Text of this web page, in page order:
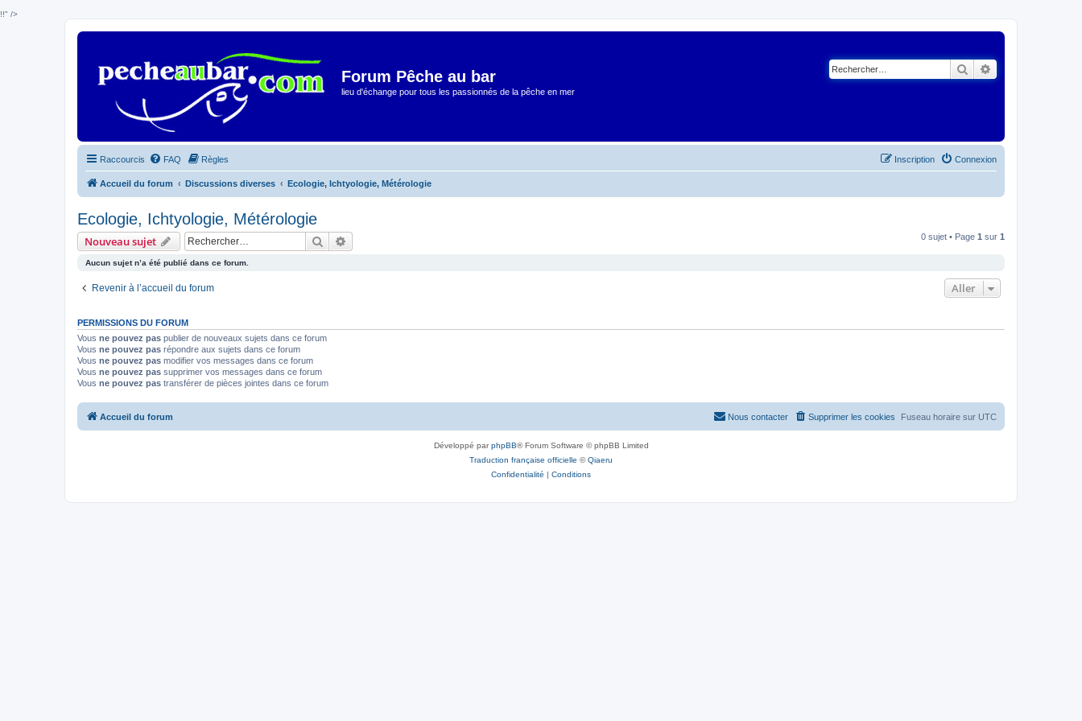
!!" />
Forum Pêche au bar
lieu d'échange pour tous les passionnés de la pêche en mer
Rechercher
Raccourcis FAQ Règles Connexion
Inscription
Accueil du forum Discussions diverses Ecologie, Ichtyologie, Métérologie
Ecologie, Ichtyologie, Métérologie
Nouveau sujet Rechercher 0 sujet • Page 1 sur 1
Aucun sujet n’a été publié dans ce forum.
Revenir à l’accueil du forum Aller
PERMISSIONS DU FORUM
Vous ne pouvez pas publier de nouveaux sujets dans ce forum
Vous ne pouvez pas répondre aux sujets dans ce forum
Vous ne pouvez pas modifier vos messages dans ce forum
Vous ne pouvez pas supprimer vos messages dans ce forum
Vous ne pouvez pas transférer de pièces jointes dans ce forum
Accueil du forum Fuseau horaire sur UTC
Supprimer les cookies
Nous contacter
Développé parphpBB® Forum Software © phpBB Limited
Traduction française officielle ©Qiaeru
Confidentialité | Conditions